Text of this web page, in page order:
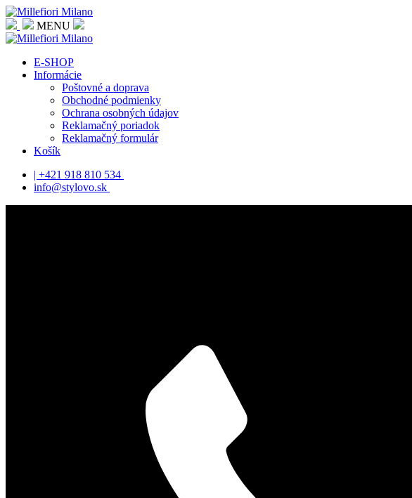
MENU
E-SHOP
Informácie
Poštovné a doprava
Obchodné podmienky
Ochrana osobných údajov
Reklamačný poriadok
Reklamačný formulár
Košík
| +421 918 810 534
info@stylovo.sk